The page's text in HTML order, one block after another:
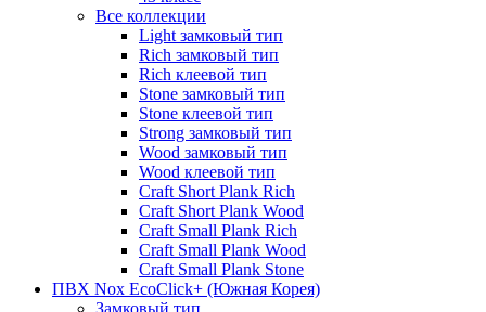
Все коллекции
Light замковый тип
Rich замковый тип
Rich клеевой тип
Stone замковый тип
Stone клеевой тип
Strong замковый тип
Wood замковый тип
Wood клеевой тип
Craft Short Plank Rich
Craft Short Plank Wood
Craft Small Plank Rich
Craft Small Plank Wood
Craft Small Plank Stone
ПВХ Nox EcoClick+ (Южная Корея)
Замковый тип